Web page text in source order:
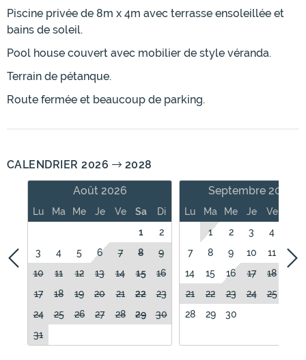
Piscine privée de 8m x 4m avec terrasse ensoleillée et
bains de soleil.
Pool house couvert avec mobilier de style véranda.
Terrain de pétanque.
Route fermée et beaucoup de parking.
CALENDRIER 2026
2028
Août 2026
Lu Ma Me Je Ve Sa
Di
1
2
3
4 5 6 7 8
9
10
11 12 13 14 15
16
17
18 19 20 21 22
23
24
25 26 27 28 29
30
31
Septembre 2026
Lu Ma Me Je Ve
1
2 3 4
7
8 9 10 11
12
14
15 16 17 18
21
22 23 24 25
28
29 30